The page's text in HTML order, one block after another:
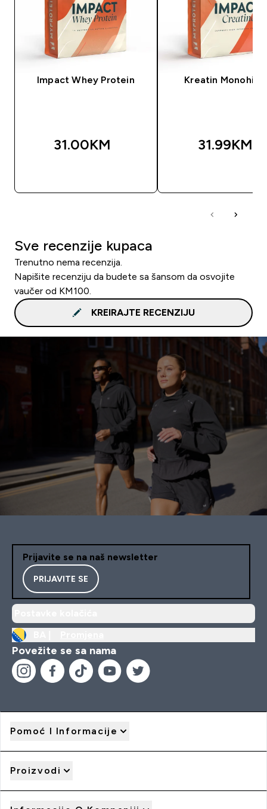
Impact Whey Protein
31.00KM‎
Kreatin
31.99KM‎
Sve recenzije kupaca
Trenutno nema recenzija.
Napišite recenziju da budete sa šansom da osvojite
vaučer od KM100.
KREIRAJTE RECENZIJU
Prijavite se na naš newsletter
PRIJAVITE SE
Povežite se sa nama
Pomoć I Informacije
Proizvodi